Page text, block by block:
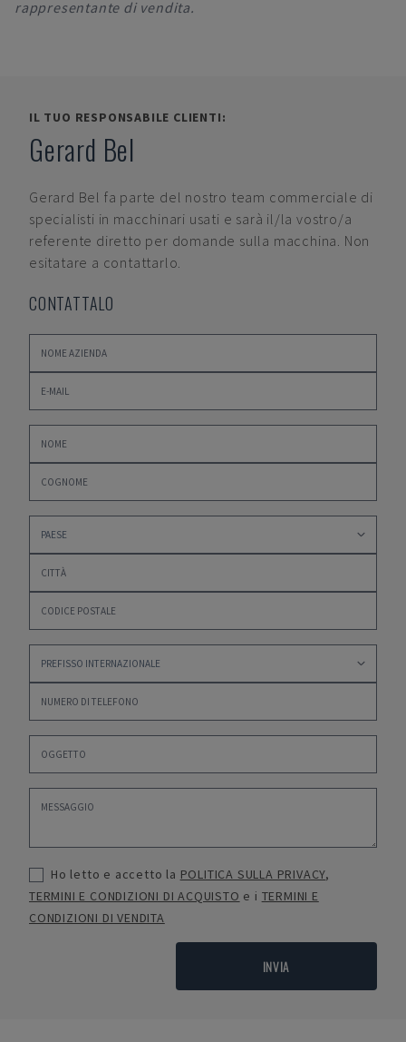
rappresentante di vendita.
IL TUO RESPONSABILE CLIENTI:
Gerard Bel
Gerard Bel fa parte del nostro team commerciale di
specialisti in macchinari usati e sarà il/la vostro/a
referente diretto per domande sulla macchina. Non
esitatare a contattarlo.
CONTATTALO
Ho letto e accetto la POLITICA SULLA PRIVACY,
TERMINI E CONDIZIONI DI ACQUISTO e i TERMINI E
CONDIZIONI DI VENDITA
INVIA